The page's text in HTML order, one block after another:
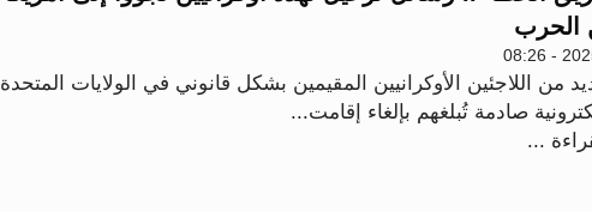
الحرب
من اللاجئين الأوكرانيين المقيمين بشكل قانوني في الولايات المتحدة
صادمة تُبلغهم بإلغاء إقامت...
...